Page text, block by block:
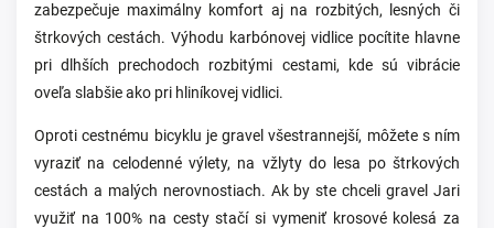
zabezpečuje maximálny komfort aj na rozbitých, lesných či
štrkových cestách. Výhodu karbónovej vidlice pocítite hlavne
pri dlhších prechodoch rozbitými cestami, kde sú vibrácie
oveľa slabšie ako pri hliníkovej vidlici.
Oproti cestnému bicyklu je gravel všestrannejší, môžete s ním
vyraziť na celodenné výlety, na vžlyty do lesa po štrkových
cestách a malých nerovnostiach. Ak by ste chceli gravel Jari
využiť na 100% na cesty stačí si vymeniť krosové kolesá za